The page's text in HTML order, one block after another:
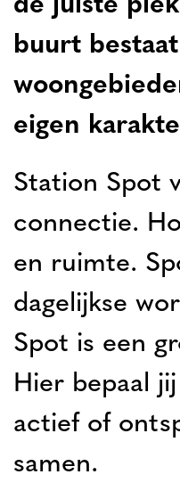
buurt
eigen
Station Spot
connectie.
en ruimte.
dagelijkse
Spot is een
Hier bepaal
actief of
samen.